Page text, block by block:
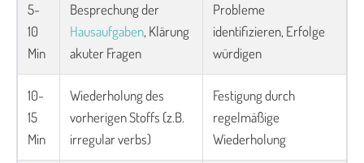
5-
10
Min
Besprechung der
Hausaufgaben, Klärung
akuter Fragen
Probleme
identifizieren, Erfolge
würdigen
10-
15
Min
Wiederholung des
vorherigen Stoffs (z.B.
irregular verbs)
Festigung durch
regelmäßige
Wiederholung